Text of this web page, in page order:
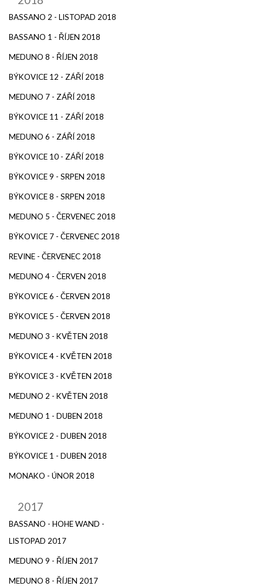
BASSANO 2 - LISTOPAD 2018
BASSANO 1 - ŘÍJEN 2018
MEDUNO 8 - ŘÍJEN 2018
BÝKOVICE 12 - ZÁŘÍ 2018
MEDUNO 7 - ZÁŘÍ 2018
BÝKOVICE 11 - ZÁŘÍ 2018
MEDUNO 6 - ZÁŘÍ 2018
BÝKOVICE 10 - ZÁŘÍ 2018
BÝKOVICE 9 - SRPEN 2018
BÝKOVICE 8 - SRPEN 2018
MEDUNO 5 - ČERVENEC 2018
BÝKOVICE 7 - ČERVENEC 2018
REVINE - ČERVENEC 2018
MEDUNO 4 - ČERVEN 2018
BÝKOVICE 6 - ČERVEN 2018
BÝKOVICE 5 - ČERVEN 2018
MEDUNO 3 - KVĚTEN 2018
BÝKOVICE 4 - KVĚTEN 2018
BÝKOVICE 3 - KVĚTEN 2018
MEDUNO 2 - KVĚTEN 2018
MEDUNO 1 - DUBEN 2018
BÝKOVICE 2 - DUBEN 2018
BÝKOVICE 1 - DUBEN 2018
MONAKO - ÚNOR 2018
2017
BASSANO - HOHE WAND -
LISTOPAD 2017
MEDUNO 9 - ŘÍJEN 2017
MEDUNO 8 - ŘÍJEN 2017